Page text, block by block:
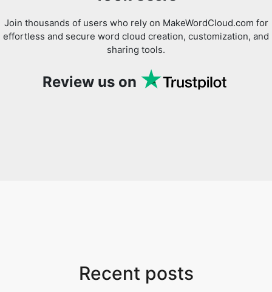
Join thousands of users who rely on MakeWordCloud.com for
effortless and secure word cloud creation, customization, and
sharing tools.
Review us on
Recent posts